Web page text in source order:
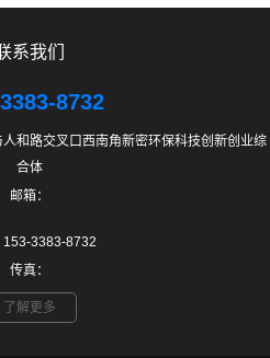
系我们
8732
和路交叉口西南角新密环保科技创新创业综
合体
邮箱：
153-3383-8732
传真：
了解更多